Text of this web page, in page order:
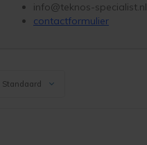
info@teknos-specialist.nl
contactformulier
Standaard